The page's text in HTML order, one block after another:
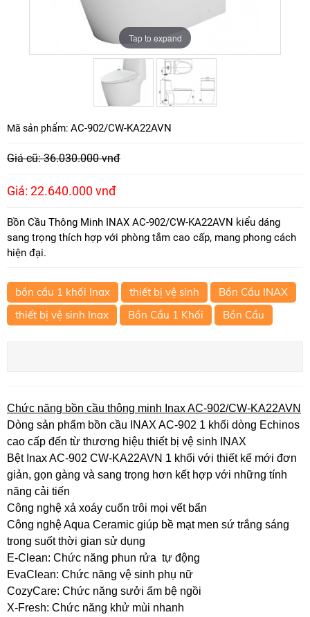
Tap to expand
Tap to expand
Mã sản phẩm: AC-902/CW-KA22AVN
Giá cũ: 36.030.000 vnđ
Giá: 22.640.000 vnđ
Bồn Cầu Thông Minh INAX AC-902/CW-KA22AVN kiểu dáng
sang trọng thích hợp với phòng tắm cao cấp, mang phong cách
hiện đại.
bồn cầu 1 khối Inax thiết bị vệ sinh
Bồn Cầu INAX
thiết bị vệ sinh Inax
Bồn Cầu 1 Khối Bồn Cầu
Chức năng bồn cầu thông minh Inax AC-902/CW-KA22AVN
Dòng sản phẩm bồn cầu INAX AC-902 1 khối dòng Echinos
cao cấp đến từ thương hiệu thiết bị vệ sinh INAX
Bệt Inax AC-902 CW-KA22AVN 1 khối với thiết kế mới đơn
giản, gọn gàng và sang trọng hơn kết hợp với những tính
năng cải tiến
Công nghệ xả xoáy cuốn trôi mọi vết bẩn
Công nghệ Aqua Ceramic giúp bề mạt men sứ trắng sáng
trong suốt thời gian sử dụng
E-Clean: Chức năng phun rửa tự động
EvaClean: Chức năng vệ sinh phụ nữ
CozyCare: Chức năng sưởi ấm bệ ngồi
X-Fresh: Chức năng khử mùi nhanh